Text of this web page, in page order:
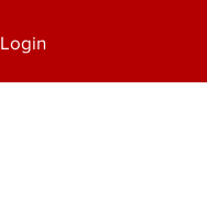
Login